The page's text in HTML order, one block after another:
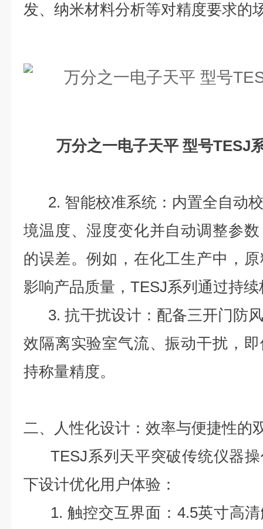
发、纳米材料分析等对精度要求的
万分之一电子天平 型号TESJ
2. 智能校准系统：内置全自动
境温度、湿度变化并自动调整参
的误差。例如，在化工生产中，
影响产品质量，TESJ系列通过持
3. 抗干扰设计：配备三开门防
效隔离实验室气流、振动干扰，
持称量精度。
二、人性化设计：效率与便捷性的
TESJ系列天平突破传统仪器操
下设计优化用户体验：
1. 触控交互界面：4.5英寸高清